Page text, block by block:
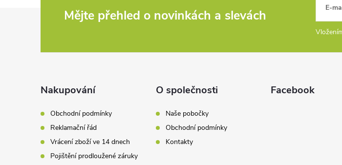
Mějte přehled o novinkách a slevách E-
Nakupování
Obchodní podmínky
Reklamační řád
Vrácení zboží ve 14 dnech
Pojištění prodloužené záruky
O společnosti
Naše pobočky
Obchodní podmínky
Kontakty
Facebook